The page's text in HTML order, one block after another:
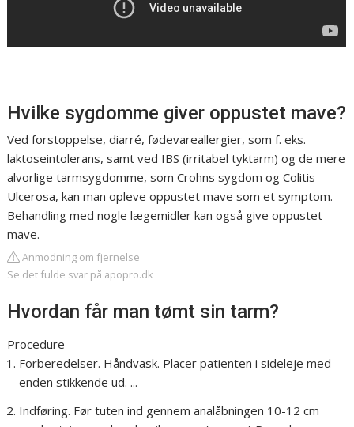
Hvilke sygdomme giver oppustet mave?
Ved forstoppelse, diarré, fødevareallergier, som f. eks.
laktoseintolerans, samt ved IBS (irritabel tyktarm) og de mere
alvorlige tarmsygdomme, som Crohns sygdom og Colitis
Ulcerosa, kan man opleve oppustet mave som et symptom.
Behandling med nogle lægemidler kan også give oppustet
mave.
Anmodning om fjernelse
Se det fulde svar på apopro.dk
Hvordan får man tømt sin tarm?
Procedure
Forberedelser. Håndvask. Placer patienten i sideleje med
enden stikkende ud. ...
Indføring. Før tuten ind gennem analåbningen 10-12 cm